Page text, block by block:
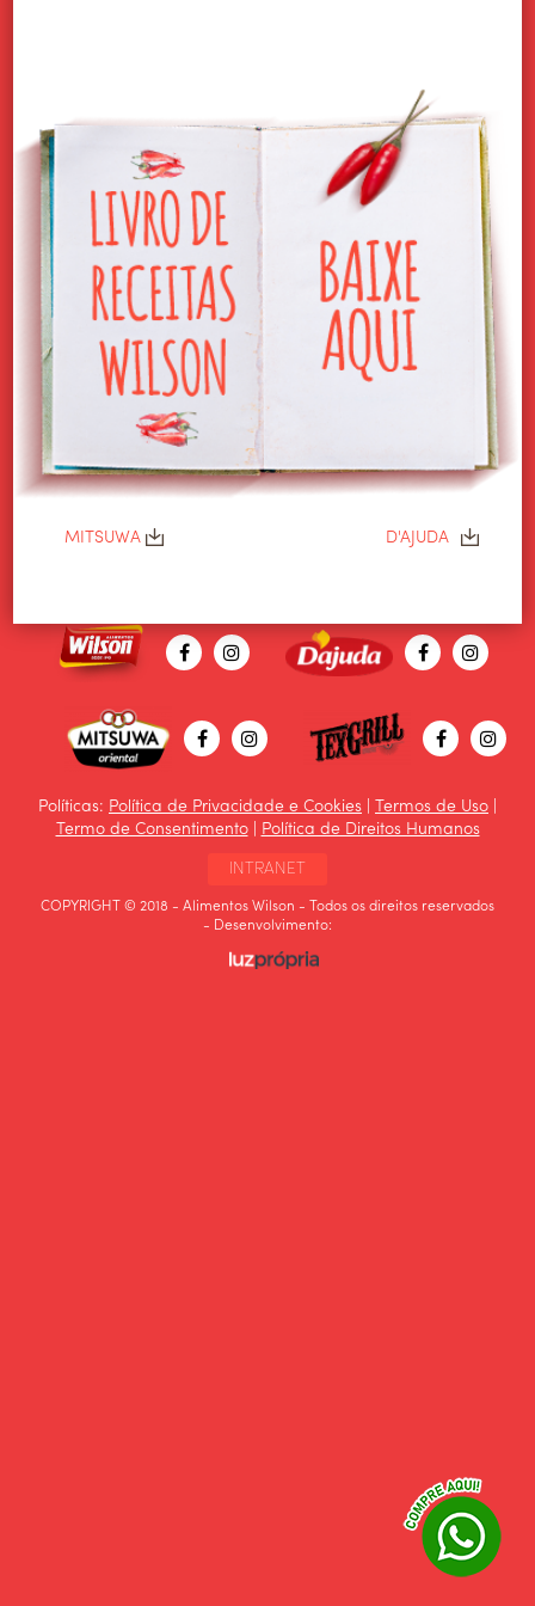
Políticas: Política de Privacidade e Cookies Termos de Uso
Termo de Consentimento| Política de Direitos Humanos
INTRANET
COPYRIGHT © 2018 - Alimentos Wilson - Todos os direitos reservados
- Desenvolvimento: